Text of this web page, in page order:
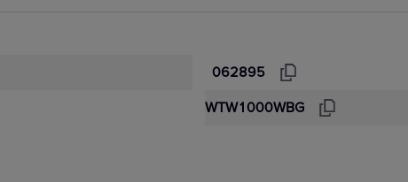
062895
WTW1000WBG